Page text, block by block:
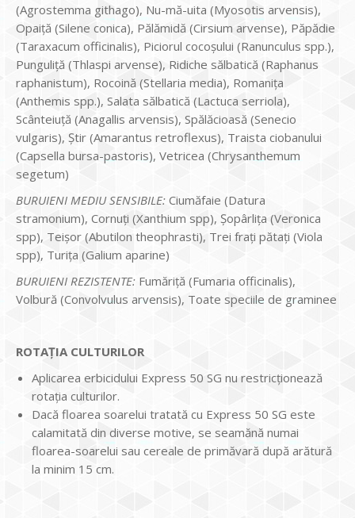
(Agrostemma githago), Nu-mă-uita (Myosotis arvensis),
Opaiţă (Silene conica), Pălămidă (Cirsium arvense), Păpădie
(Taraxacum officinalis), Piciorul cocoşului (Ranunculus spp.),
Punguliţă (Thlaspi arvense), Ridiche sălbatică (Raphanus
raphanistum), Rocoină (Stellaria media), Romanița
(Anthemis spp.), Salata sălbatică (Lactuca serriola),
Scânteiuță (Anagallis arvensis), Spălăcioasă (Senecio
vulgaris), Știr (Amarantus retroflexus), Traista ciobanului
(Capsella bursa-pastoris), Vetricea (Chrysanthemum
segetum)
BURUIENI MEDIU SENSIBILE: Ciumăfaie (Datura
stramonium), Cornuți (Xanthium spp), Șopârliţa (Veronica
spp), Teişor (Abutilon theophrasti), Trei fraţi pătați (Viola
spp), Turiţa (Galium aparine)
BURUIENI REZISTENTE: Fumăriţă (Fumaria officinalis),
Volbură (Convolvulus arvensis), Toate speciile de graminee
ROTAȚIA CULTURILOR
Aplicarea erbicidului Express 50 SG nu restricţionează
rotaţia culturilor.
Dacă floarea soarelui tratată cu Express 50 SG este
calamitată din diverse motive, se seamănă numai
floarea-soarelui sau cereale de primăvară după arătură
la minim 15 cm.